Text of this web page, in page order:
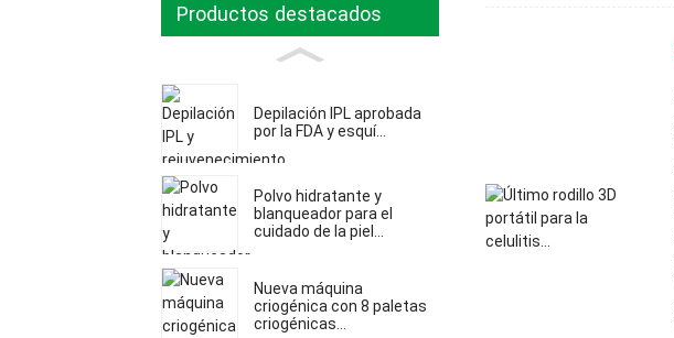
Productos destacados
Depilación IPL aprobada
por la FDA y esquí...
Polvo hidratante y
blanqueador para el
cuidado de la piel...
Nueva máquina
criogénica con 8 paletas
criogénicas...